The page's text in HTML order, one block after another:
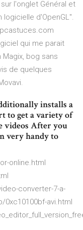
l'onglet Général et
d'OpenGL".
qui me parait
bog sans
de quelques
installs a
to get a variety of
videos After you
very handy to
online.html
converter-7-a-
avi.html